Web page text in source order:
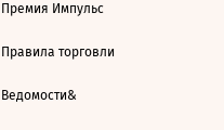
Премия Импульс
Правила торговли
Ведомости&